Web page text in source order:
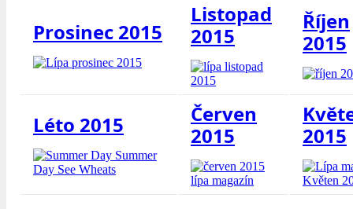
Prosinec 2015
Listopad
2015
Říjen
2015
Léto 2015
Červen
2015
2015